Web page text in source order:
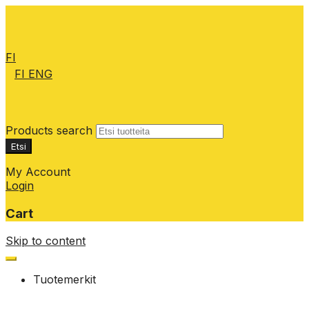
FI
FI ENG
Products search
Etsi
My Account
Login
Cart
Skip to content
Tuotemerkit